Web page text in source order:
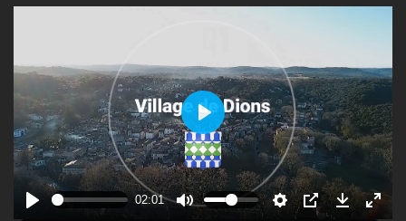
02:01
P
l
a
y